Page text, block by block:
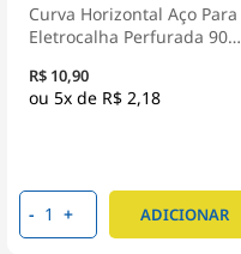
Curva Horizontal Aço Para
Eletrocalha Perfurada 90G
Zincado
R$ 10,90
5x de R$ 2,18
- + ADICIONAR